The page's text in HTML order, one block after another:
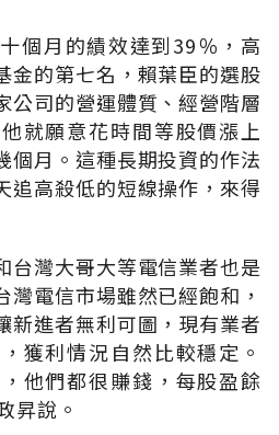
個月的績效達到39％，高
金的第七名，賴葉臣的選股
公司的營運體質、經營階層
就願意花時間等股價漲上
個月。這種長期投資的作法
追高殺低的短線操作，來得
台灣大哥大等電信業者也是
電信市場雖然已經飽和，
新進者無利可圖，現有業者
獲利情況自然比較穩定。
他們都很賺錢，每股盈餘
昇說。